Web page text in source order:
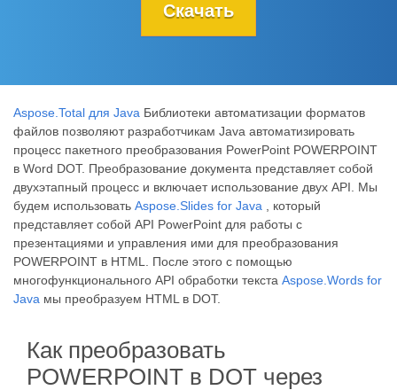
Скачать
Aspose.Total для Java Библиотеки автоматизации форматов
файлов позволяют разработчикам Java автоматизировать
процесс пакетного преобразования PowerPoint POWERPOINT
в Word DOT. Преобразование документа представляет собой
двухэтапный процесс и включает использование двух API. Мы
будем использовать Aspose.Slides for Java , который
представляет собой API PowerPoint для работы с
презентациями и управления ими для преобразования
POWERPOINT в HTML. После этого с помощью
многофункционального API обработки текста Aspose.Words for
Java мы преобразуем HTML в DOT.
Как преобразовать
POWERPOINT в DOT через